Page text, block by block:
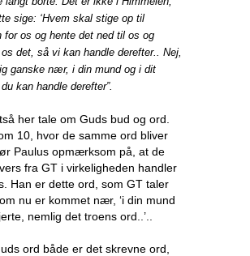
sige: ‘Hvem skal stige op til
for os og hente det ned til os og
det, så vi kan handle derefter.. Nej,
ganske nær, i din mund og i dit
kan handle derefter”.
her tale om Guds bud og ord.
10, hvor de samme ord bliver
Paulus opmærksom på, at de
fra GT i virkeligheden handler
Han er dette ord, som GT taler
nu er kommet nær, ‘i din mund
nemlig det troens ord..’..
ord både er det skrevne ord,